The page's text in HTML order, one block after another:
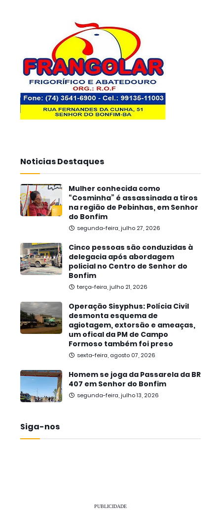
Noticias Destaques
Mulher conhecida como
“Cosminha” é assassinada a tiros
na região de Pebinhas, em Senhor
do Bonfim
segunda-feira, julho 27, 2026
Cinco pessoas são conduzidas à
delegacia após abordagem
policial no Centro de Senhor do
Bonfim
terça-feira, julho 21, 2026
Operação Sisyphus: Polícia Civil
desmonta esquema de
agiotagem, extorsão e ameaças,
um ofical da PM de Campo
Formoso também foi preso
sexta-feira, agosto 07, 2026
Homem se joga da Passarela da BR
407 em Senhor do Bonfim
segunda-feira, julho 13, 2026
Siga-nos
PUBLICIDADE